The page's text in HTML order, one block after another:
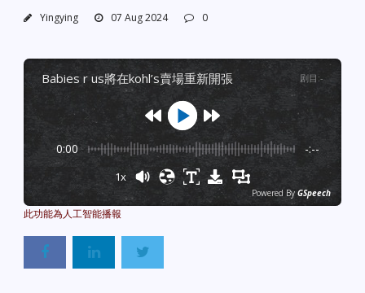
Yingying 07 Aug 2024 0
babies r us將在kohl’s賣場重新開張 剧目 :-
0:00 -:--
1x
Powered By GSpeech